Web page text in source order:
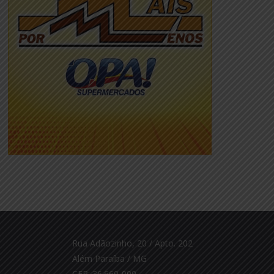
Rua Adãozinho, 20 / Apto. 202
Além Paraíba / MG